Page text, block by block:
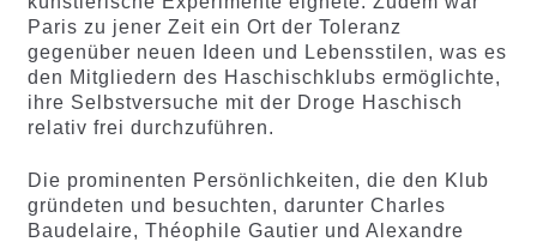
Paris zu jener Zeit ein Ort der Toleranz
gegenüber neuen Ideen und Lebensstilen, was es
den Mitgliedern des Haschischklubs ermöglichte,
ihre Selbstversuche mit der Droge Haschisch
relativ frei durchzuführen.
Die prominenten Persönlichkeiten, die den Klub
gründeten und besuchten, darunter Charles
Baudelaire, Théophile Gautier und Alexandre